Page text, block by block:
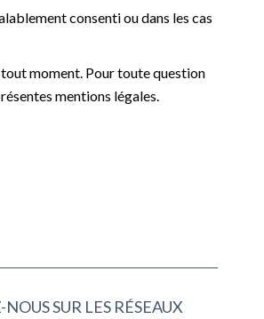
consenti ou dans les cas
moment. Pour toute question
mentions légales.
SUR LES RÉSEAUX